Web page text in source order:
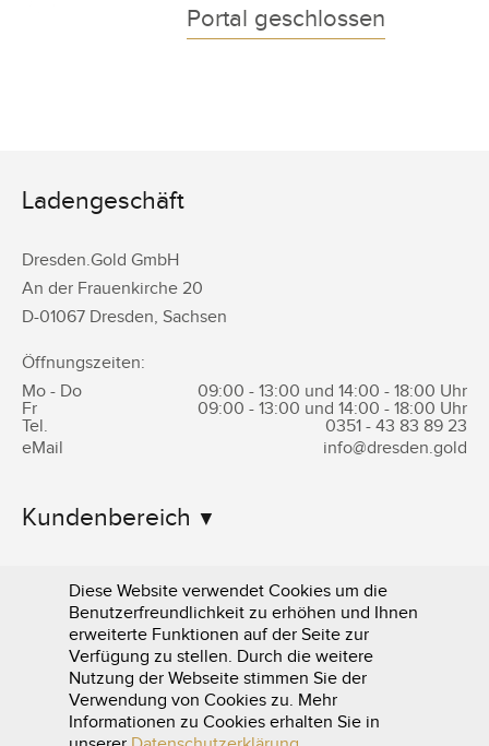
Portal geschlossen
Ladengeschäft
Dresden.Gold GmbH
An der Frauenkirche 20
D-01067 Dresden, Sachsen
Öffnungszeiten:
Mo - Do
09:00 - 13:00 und 14:00 - 18:00 Uhr
Fr
09:00 - 13:00 und 14:00 - 18:00 Uhr
Tel.
0351 - 43 83 89 23
eMail
info@dresden.gold
Kundenbereich
Informationen
Diese Website verwendet Cookies um die
Benutzerfreundlichkeit zu erhöhen und Ihnen
erweiterte Funktionen auf der Seite zur
Verfügung zu stellen. Durch die weitere
Nutzung der Webseite stimmen Sie der
Verwendung von Cookies zu. Mehr
Informationen zu Cookies erhalten Sie in